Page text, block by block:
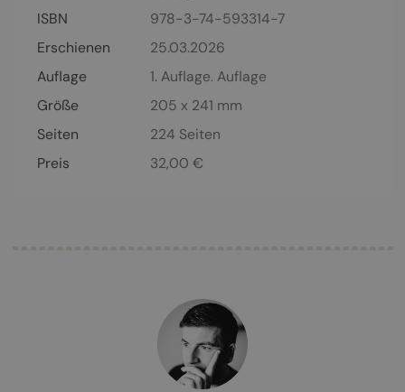
ISBN
978-3-74-593314-7
Erschienen
25.03.2026
Auflage
1. Auflage. Auflage
Größe
205 x 241 mm
Seiten
224 Seiten
Preis
32,00 €